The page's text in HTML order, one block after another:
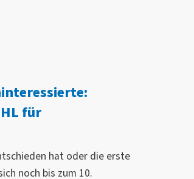
für
hat oder die erste
noch bis zum 10.